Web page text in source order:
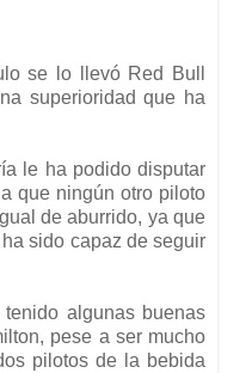
se lo llevó Red Bull
superioridad que ha
le ha podido disputar
que ningún otro piloto
de aburrido, ya que
sido capaz de seguir
algunas buenas
pese a ser mucho
pilotos de la bebida